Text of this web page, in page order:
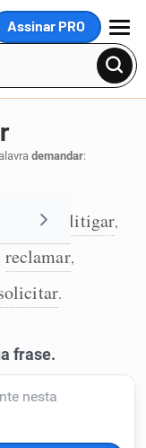
Assinar PRO
MENU
demandar:
litigiar litigar,
reclamar,
.